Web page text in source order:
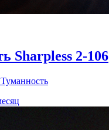
Sharpless 2-106